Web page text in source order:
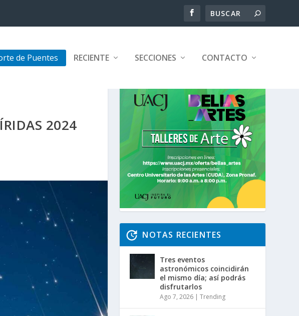
de Puentes RECIENTE SECCIONES CONTACTO
2024
NOTAS RECIENTES
Tres eventos
astronómicos coincidirán
el mismo día; así podrás
disfrutarlos
Ago 7, 2026 |Trending